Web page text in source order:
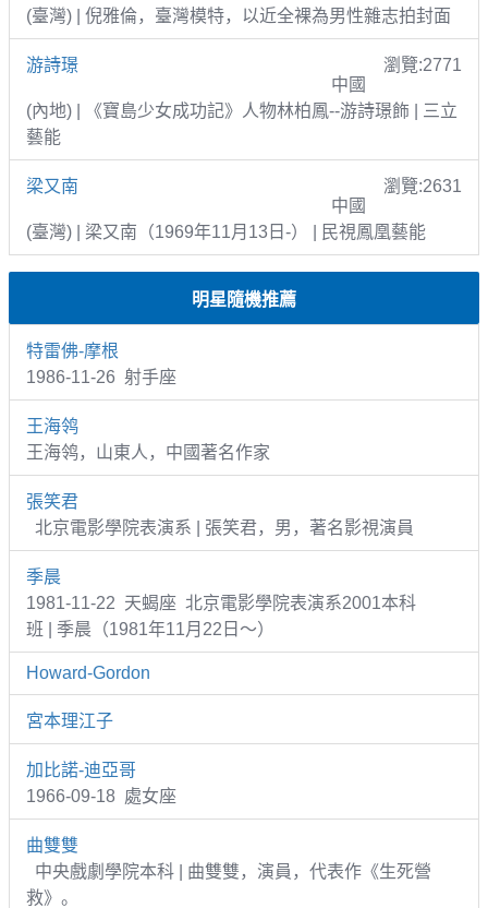
(臺灣) | 倪雅倫，臺灣模特，以近全裸為男性雜志拍封面
游詩璟
瀏覽:2771
中國
(內地) | 《寶島少女成功記》人物林柏鳳--游詩璟飾 | 三立
藝能
梁又南
瀏覽:2631
中國
(臺灣) | 梁又南（1969年11月13日-） | 民視鳳凰藝能
明星隨機推薦
特雷佛-摩根
1986-11-26 射手座
王海鸰
王海鸰，山東人，中國著名作家
張笑君
北京電影學院表演系 | 張笑君，男，著名影視演員
季晨
1981-11-22 天蝎座 北京電影學院表演系2001本科
班 | 季晨（1981年11月22日～）
Howard-Gordon
宮本理江子
加比諾-迪亞哥
1966-09-18 處女座
曲雙雙
中央戲劇學院本科 | 曲雙雙，演員，代表作《生死營
救》。